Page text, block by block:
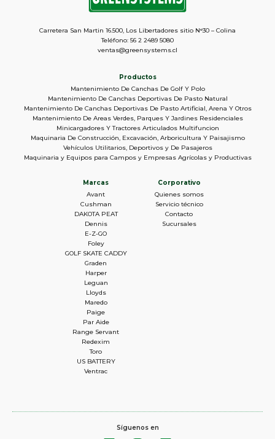
Productos
Mantenimiento De Canchas De Golf Y Polo
Mantenimiento De Canchas Deportivas De Pasto Natural
Mantenimiento De Canchas Deportivas De Pasto Artificial, Arena Y Otros
Mantenimiento De Areas Verdes, Parques Y Jardines Residenciales
Minicargadores Y Tractores Articulados Multifuncion
Maquinaria De Construcción, Excavación, Arboricultura Y Paisajismo
Vehículos Utilitarios, Deportivos y De Pasajeros
Maquinaria y Equipos para Campos y Empresas Agrícolas y Productivas
Marcas
Avant
Cushman
DAKOTA PEAT
Dennis
E-Z-GO
Foley
GOLF SKATE CADDY
Graden
Harper
Leguan
Lloyds
Maredo
Paige
Par Aide
Range Servant
Redexim
Toro
US BATTERY
Ventrac
Corporativo
Quienes somos
Servicio técnico
Contacto
Sucursales
Carretera San Martin 16.500, Los Libertadores sitio N°30 – Colina
Teléfono: 56 2 2489 5080
ventas@greensystems.cl
Síguenos en